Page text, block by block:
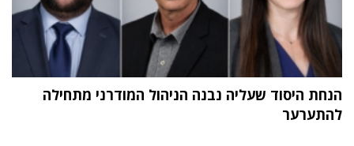
הנחת היסוד שעליה נבנה הניהול המודרני מתחילה
להתערער